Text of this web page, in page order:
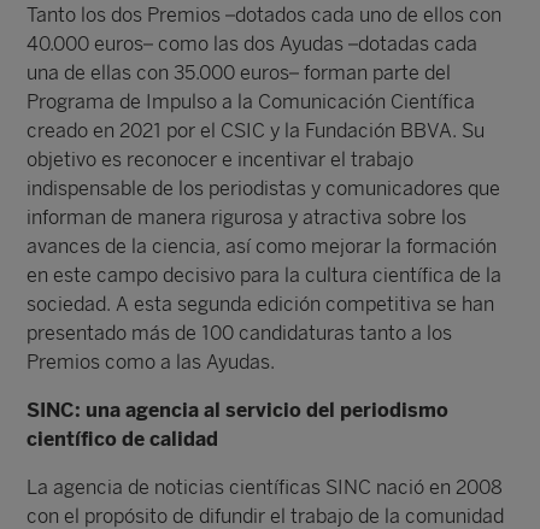
Tanto los dos Premios –dotados cada uno de ellos con
40.000 euros– como las dos Ayudas –dotadas cada
una de ellas con 35.000 euros– forman parte del
Programa de Impulso a la Comunicación Científica
creado en 2021 por el CSIC y la Fundación BBVA. Su
objetivo es reconocer e incentivar el trabajo
indispensable de los periodistas y comunicadores que
informan de manera rigurosa y atractiva sobre los
avances de la ciencia, así como mejorar la formación
en este campo decisivo para la cultura científica de la
sociedad. A esta segunda edición competitiva se han
presentado más de 100 candidaturas tanto a los
Premios como a las Ayudas.
SINC: una agencia al servicio del periodismo
científico de calidad
La agencia de noticias científicas SINC nació en 2008
con el propósito de difundir el trabajo de la comunidad